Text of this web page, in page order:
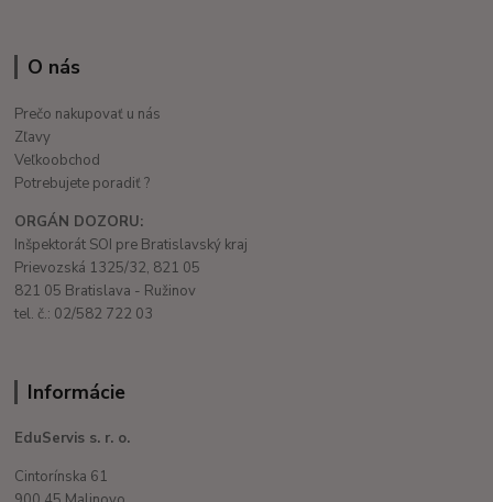
O nás
Prečo nakupovať u nás
Zľavy
Veľkoobchod
Potrebujete poradiť ?
ORGÁN DOZORU:
Inšpektorát SOI pre Bratislavský kraj
Prievozská 1325/32, 821 05
821 05 Bratislava - Ružinov
tel. č.: 02/582 722 03
Informácie
EduServis s. r. o.
Cintorínska 61